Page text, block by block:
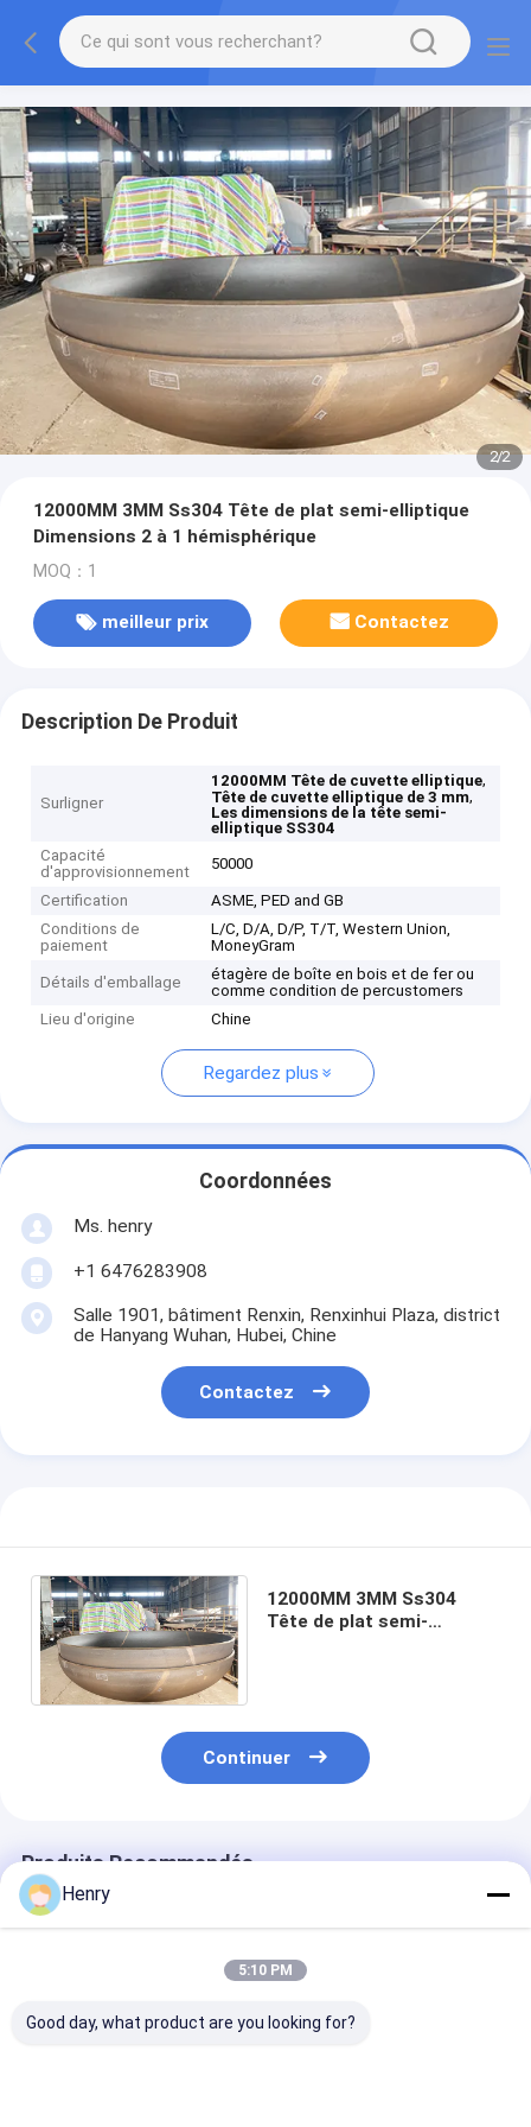
2/2
12000MM 3MM Ss304 Tête de plat semi-elliptique
Dimensions 2 à 1 hémisphérique
MOQ：1
meilleur prix Contactez
Description De Produit
Surligner
12000MM Tête de cuvette elliptique,
Tête de cuvette elliptique de 3 mm,
Les dimensions de la tête semi-
elliptique SS304
Capacité
d'approvisionnement
50000
Certification
ASME, PED and GB
Conditions de
paiement
L/C, D/A, D/P, T/T, Western Union,
MoneyGram
Détails d'emballage
étagère de boîte en bois et de fer ou
comme condition de percustomers
Lieu d'origine
Chine
Regardez plus
Coordonnées
Ms. henry
+1 6476283908
Salle 1901, bâtiment Renxin, Renxinhui Plaza, district
de Hanyang Wuhan, Hubei, Chine
Contactez
12000MM 3MM Ss304
Tête de plat semi-
Continuer
Produits Recommandés
Henry
5:10 PM
Good day, what product are you looking for?